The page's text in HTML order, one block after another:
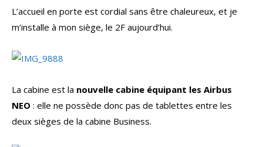
L’accueil en porte est cordial sans être chaleureux, et je
m’installe à mon siège, le 2F aujourd’hui.
La cabine est la nouvelle cabine équipant les Airbus
NEO : elle ne possède donc pas de tablettes entre les
deux sièges de la cabine Business.